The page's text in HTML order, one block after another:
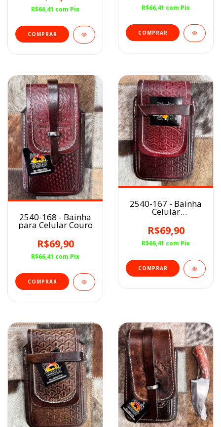
R$66,41 com Pix R$66,41 com Pix
2540-168 - Bainha
para Celular Couro
R$69,90
R$66,41 com Pix
2540-167 - Bainha
Celular
R$69,90
R$66,41 com Pix